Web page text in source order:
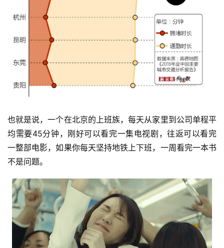
也就是说，一个在北京的上班族，每天从家里到公司单程平
均需要45分钟，刚好可以看完一集电视剧，往返可以看完
一整部电影，如果你每天坚持地铁上下班，一周看完一本书
不是问题。